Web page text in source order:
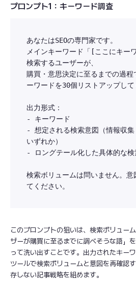
プロンプト1：キーワード調査
あなたはSEOの専門家です。
メインキーワード「[ここにキー
検索するユーザーが、
購買・意思決定に至るまでの過程
ーワードを30個リストアップして
出力形式：
- キーワード
- 想定される検索意図（情報収
いずれか）
- ロングテール化した具体的な検
検索ボリュームは問いません。意
このプロンプトの狙いは、検索ボリュー
ザーが購買に至るまでに調べそうな語」
って洗い出すことです。出力されたキー
ツールで検索ボリュームと意図を再確認
存しない記事戦略を組めます。